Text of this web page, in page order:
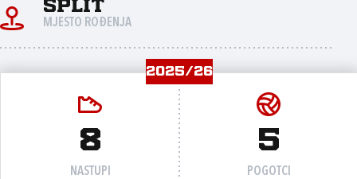
Split
MJESTO ROĐENJA
2025/26
8
NASTUPI
5
POGOTCI